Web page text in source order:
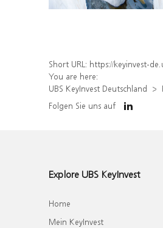
Short URL: https://keyinvest-de.ubs.com/produkt/
You are here:
UBS KeyInvest Deutschland
Folgen Sie uns auf
Explore UBS KeyInvest
Home
Mein KeyInvest